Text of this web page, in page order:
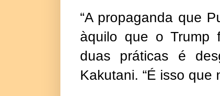
“A propaganda que
àquilo que o Trump
duas práticas é
Kakutani. “É isso que